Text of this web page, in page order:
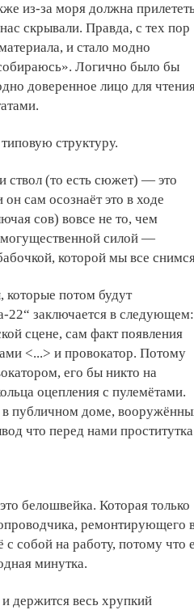
из-за моря должна
скрывали. Правда, с тех пор
и стало модно
Логично было бы
доверенное лицо для
структуру.
ствол (то есть сюжет) — это
сам осознаёт это в ходе
сов) вовсе не то, чем
могущественной силой —
которой мы все
потом будут
22“ заключается в следующем:
сцене, сам факт появления
<...> и провокатор. Потому
его бы никто на
оцепления с пулемётами.
в публичном доме,
что перед нами
белошвейка. Которая только
ремонтирующего
собой на работу, потому что
минутка.
держится весь хрупкий